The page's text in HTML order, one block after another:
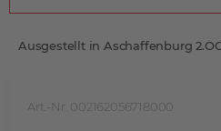
Art.-Nr. 002162056718000
Ausgestellt in Aschaffenburg